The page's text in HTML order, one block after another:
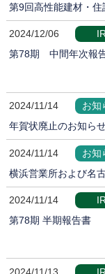
第9回高性能建材・
2024/12/06
第78期 中間年次報
2024/11/14
お知
年賀状廃止のお知ら
2024/11/14
お知
横浜営業所および名
2024/11/14
IR
第78期 半期報告書
2024/11/13
IR